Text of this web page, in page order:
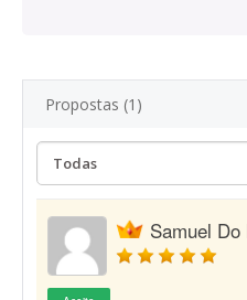
Propostas (1)
Samuel Do